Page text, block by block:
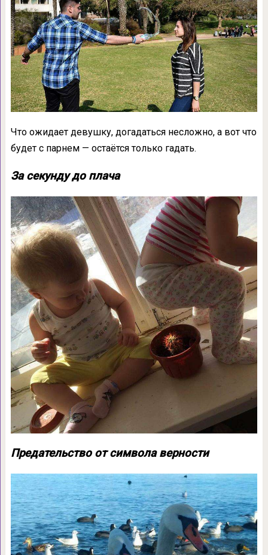
Что ожидает девушку, догадаться несложно, а вот что
будет с парнем — остаётся только гадать.
За секунду до плача
Предательство от символа верности